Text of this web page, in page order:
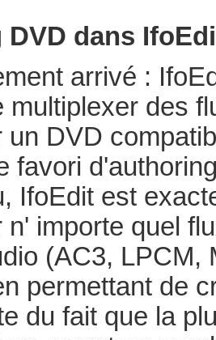
dans
arrivé :
multiplexer des
un DVD
favori
IfoEdit est
n' importe quel
(AC3, LPCM,
permettant de
du fait que la